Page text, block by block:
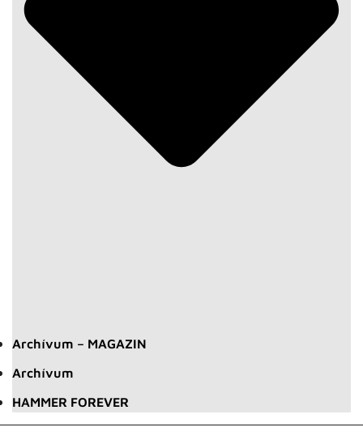
Archívum – MAGAZIN
Archívum
HAMMER FOREVER